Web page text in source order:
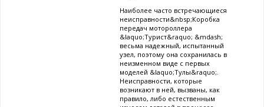
Наиболее часто встречающиеся
неисправности&nbsp;Коробка
передач мотороллера
&laquo;Турист&raquo; &mdash;
весьма надежный, испытанный
узел, поэтому она сохранилась в
неизменном виде с первых
моделей &laquo;Тулы&raquo;.
Неисправности, которые
возникают в ней, вызваны, как
правило, либо естественным